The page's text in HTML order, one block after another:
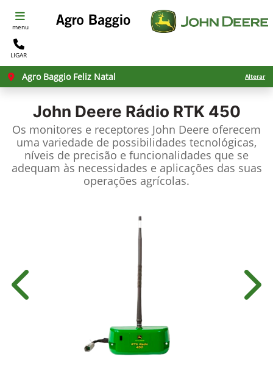
menu
LIGAR
Agro Baggio Feliz Natal Alterar
John Deere Rádio RTK 450
Os monitores e receptores John Deere oferecem
uma variedade de possibilidades tecnológicas,
níveis de precisão e funcionalidades que se
adequam às necessidades e aplicações das suas
operações agrícolas.
Anterior